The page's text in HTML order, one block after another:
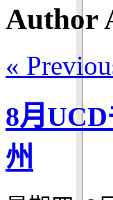
Author
«
8月
州